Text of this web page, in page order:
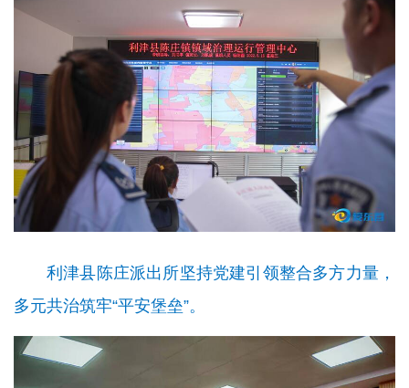
利津县陈庄派出所坚持党建引领整合多方力量，
多元共治筑牢“平安堡垒”。